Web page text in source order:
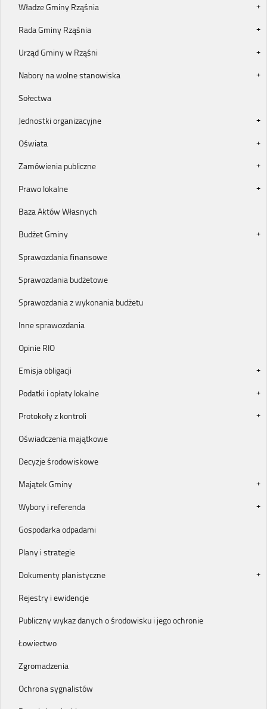
Władze Gminy Rząśnia
Rada Gminy Rząśnia
Urząd Gminy w Rząśni
Nabory na wolne stanowiska
Sołectwa
Jednostki organizacyjne
Oświata
Zamówienia publiczne
Prawo lokalne
Baza Aktów Własnych
Budżet Gminy
Sprawozdania finansowe
Sprawozdania budżetowe
Sprawozdania z wykonania budżetu
Inne sprawozdania
Opinie RIO
Emisja obligacji
Podatki i opłaty lokalne
Protokoły z kontroli
Oświadczenia majątkowe
Decyzje środowiskowe
Majątek Gminy
Wybory i referenda
Gospodarka odpadami
Plany i strategie
Dokumenty planistyczne
Rejestry i ewidencje
Publiczny wykaz danych o środowisku i jego ochronie
Łowiectwo
Zgromadzenia
Ochrona sygnalistów